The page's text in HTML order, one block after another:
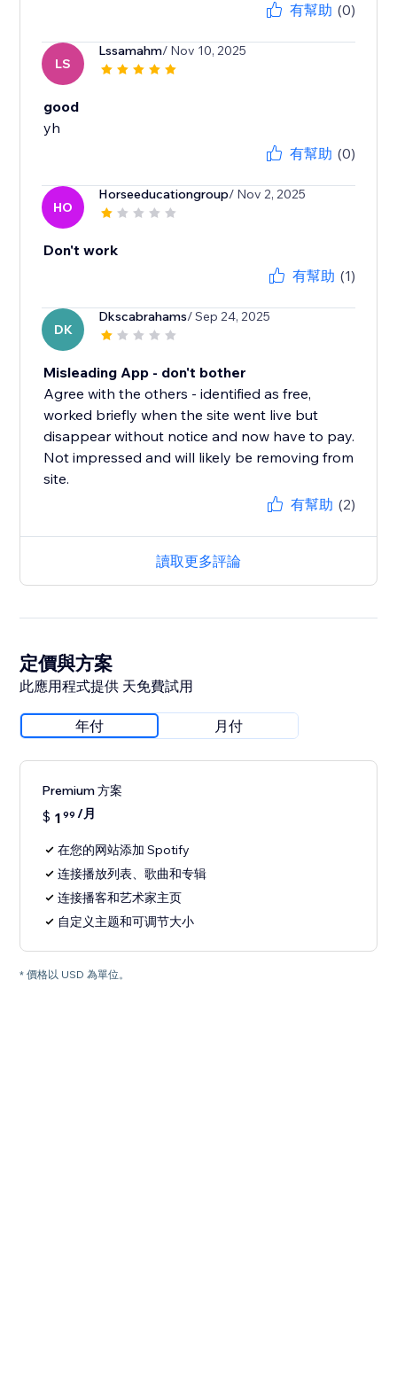
有幫助 (0)
LS
Lssamahm/ Nov 10, 2025
good
yh
有幫助 (0)
HO
Horseeducationgroup/ Nov 2, 2025
Don't work
有幫助 (1)
DK
Dkscabrahams/ Sep 24, 2025
Misleading App - don't bother
Agree with the others - identified as free,
worked briefly when the site went live but
disappear without notice and now have to pay.
Not impressed and will likely be removing from
site.
有幫助 (2)
讀取更多評論
定價與方案
此應用程式提供 天免費試用
年付 月付
Premium 方案
$ 1 99 /月
在您的网站添加 Spotify
连接播放列表、歌曲和专辑
连接播客和艺术家主页
自定义主题和可调节大小
* 價格以 USD 為單位。